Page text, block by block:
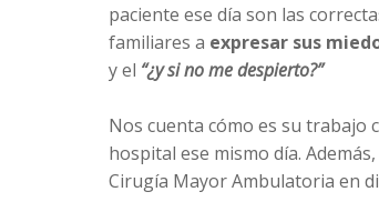
paciente ese día son las
familiares a expresar sus
y el “¿y si no me despierto?”
Nos cuenta cómo es su trabajo
hospital ese mismo día.
Cirugía Mayor Ambulatoria en